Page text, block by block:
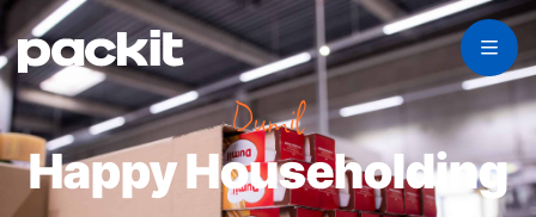
Dumil
Happy Householding